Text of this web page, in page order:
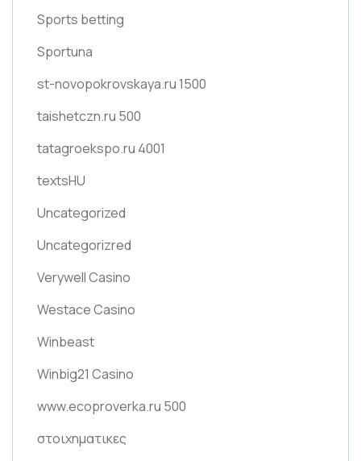
Sports betting
Sportuna
st-novopokrovskaya.ru 1500
taishetczn.ru 500
tatagroekspo.ru 4001
textsHU
Uncategorized
Uncategorizred
Verywell Casino
Westace Casino
Winbeast
Winbig21 Casino
www.ecoproverka.ru 500
στοιχηματικες